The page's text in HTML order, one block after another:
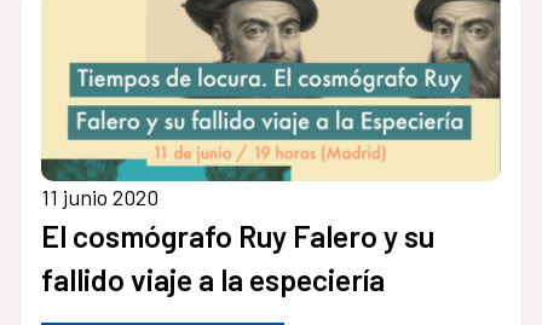
11 junio 2020
El cosmógrafo Ruy Falero y su
fallido viaje a la especiería